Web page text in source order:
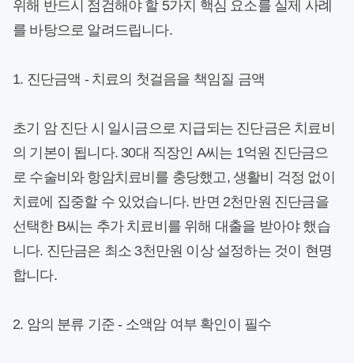
위해 반드시 점검해야 할 5가지 핵심 요소를 실제 사례
를 바탕으로 알려드립니다.
1. 진단금액 - 치료의 첫걸음을 책임질 금액
초기 암 진단 시 일시금으로 지급되는 진단금은 치료비
의 기본이 됩니다. 30대 직장인 A씨는 1억원 진단금으
로 수술비와 항암치료비를 충당했고, 생활비 걱정 없이
치료에 집중할 수 있었습니다. 반면 2천만원 진단금을
선택한 B씨는 추가 치료비를 위해 대출을 받아야 했습
니다. 진단금은 최소 3천만원 이상 설정하는 것이 현명
합니다.
2. 암의 분류 기준 - 소액암 여부 확인이 필수